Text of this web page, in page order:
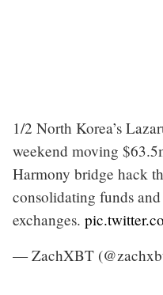
1/2 North Korea’s
weekend moving
Harmony bridge hack
consolidating funds
exchanges.
— ZachXBT